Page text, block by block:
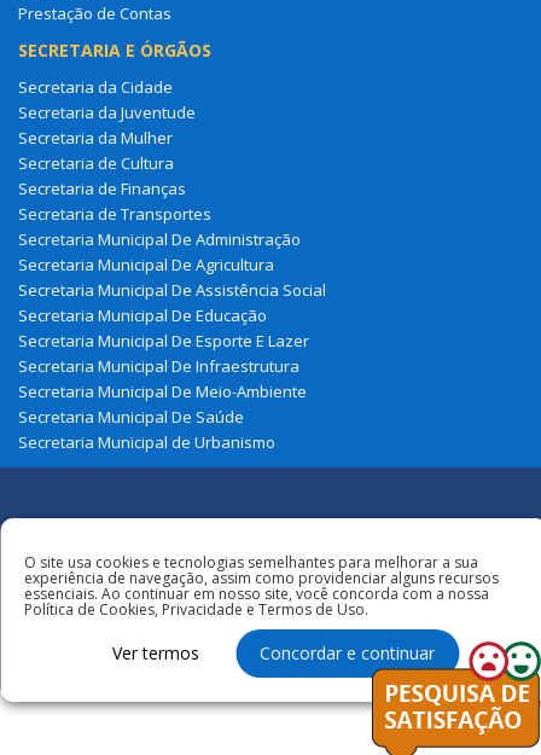
Prestação de Contas
SECRETARIA E ÓRGÃOS
Secretaria da Cidade
Secretaria da Juventude
Secretaria da Mulher
Secretaria de Cultura
Secretaria de Finanças
Secretaria de Transportes
Secretaria Municipal De Administração
Secretaria Municipal De Agricultura
Secretaria Municipal De Assistência Social
Secretaria Municipal De Educação
Secretaria Municipal De Esporte E Lazer
Secretaria Municipal De Infraestrutura
Secretaria Municipal De Meio-Ambiente
Secretaria Municipal De Saúde
Secretaria Municipal de Urbanismo
Sociais
Todos os direitos reservados à Prefeitura
Municipal de Zé Doca
O site usa cookies e tecnologias semelhantes para melhorar a sua
experiência de navegação, assim como providenciar alguns recursos
essenciais. Ao continuar em nosso site, você concorda com a nossa
Política de Cookies, Privacidade e Termos de Uso.
Ver termos Concordar e continuar